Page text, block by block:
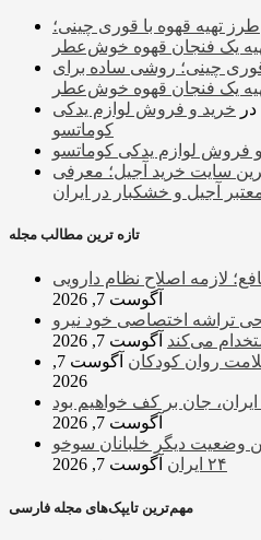
طرز تهیه قهوه با قوری چینی؛
یک فنجان قهوه خوش‌عطر
چینی؛ روشی ساده برای
یک فنجان قهوه خوش‌عطر
در خرید و فروش لوازم یدکی
کوماتسو
فروش لوازم یدکی کوماتسو
سایت خرید آجیل؛ معرفی
تازه ترین مطالب مجله
لازمه اصلاح نظام دارویی
آگوست 7, 2026
تراشه اختصاصی خود نیرو
می‌کند آگوست 7, 2026
روان کودکان
آگوست 7,
2026
جان بر کف خواهیم بود
آگوست 7, 2026
وضعیت دیگر خلبانان سوخو
۲۴ ایران
آگوست 7, 2026
مهم‌ترین تایپک‌های مجله فارسی